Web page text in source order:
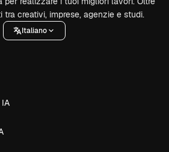
tra creativi, imprese, agenzie e studi.
Italiano